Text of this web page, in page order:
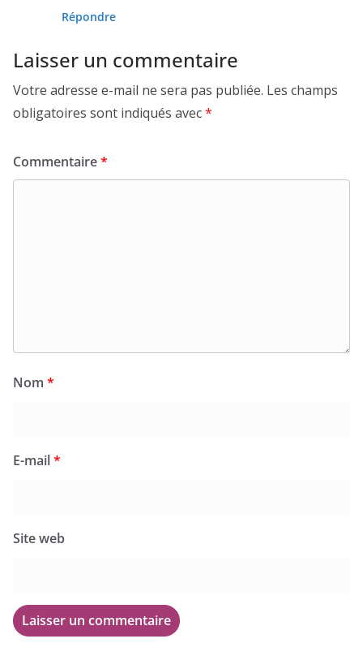
Répondre
Laisser un commentaire
Votre adresse e-mail ne sera pas publiée. Les champs
obligatoires sont indiqués avec*
Commentaire*
Nom *
E-mail*
Site web